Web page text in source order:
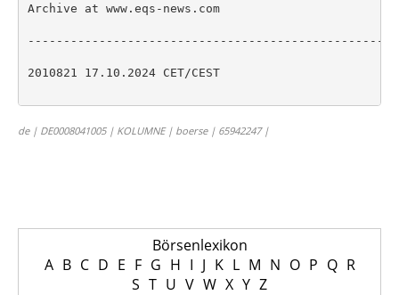
Archive at www.eqs-news.com
2010821 17.10.2024 CET/CEST
de | DE0008041005 | KOLUMNE | boerse | 65942247 |
Börsenlexikon
A B C D E F G H I J K L M N O P Q R
S T U V W X Y Z